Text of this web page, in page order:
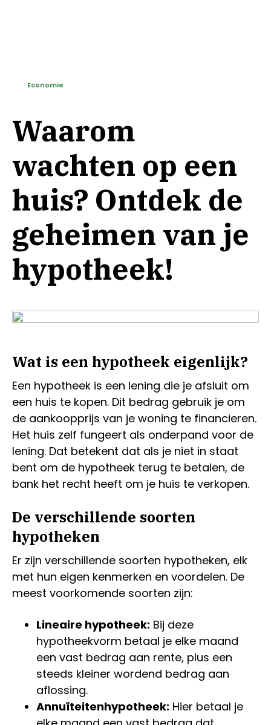
Waarom
wachten op een
huis? Ontdek de
geheimen van je
hypotheek!
Economie
Wat is een hypotheek eigenlijk?
Een hypotheek is een lening die je afsluit om
een huis te kopen. Dit bedrag gebruik je om
de aankoopprijs van je woning te financieren.
Het huis zelf fungeert als onderpand voor de
lening. Dat betekent dat als je niet in staat
bent om de hypotheek terug te betalen, de
bank het recht heeft om je huis te verkopen.
De verschillende soorten
hypotheken
Er zijn verschillende soorten hypotheken, elk
met hun eigen kenmerken en voordelen. De
meest voorkomende soorten zijn:
Lineaire hypotheek: Bij deze
hypotheekvorm betaal je elke maand
een vast bedrag aan rente, plus een
steeds kleiner wordend bedrag aan
aflossing.
Annuïteitenhypotheek: Hier betaal je